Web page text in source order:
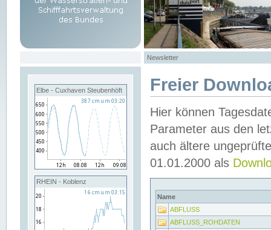
Newsletter
Elbe - Cuxhaven Steubenhöft
RHEIN - Koblenz
Freier
Hier können
Parameter aus den
auch ältere
01.01.2000 als
Name
ABFLUSS
ABFLUSS_ROHDATEN